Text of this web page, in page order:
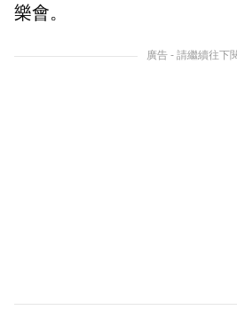
樂會。
廣告 - 請繼續往下